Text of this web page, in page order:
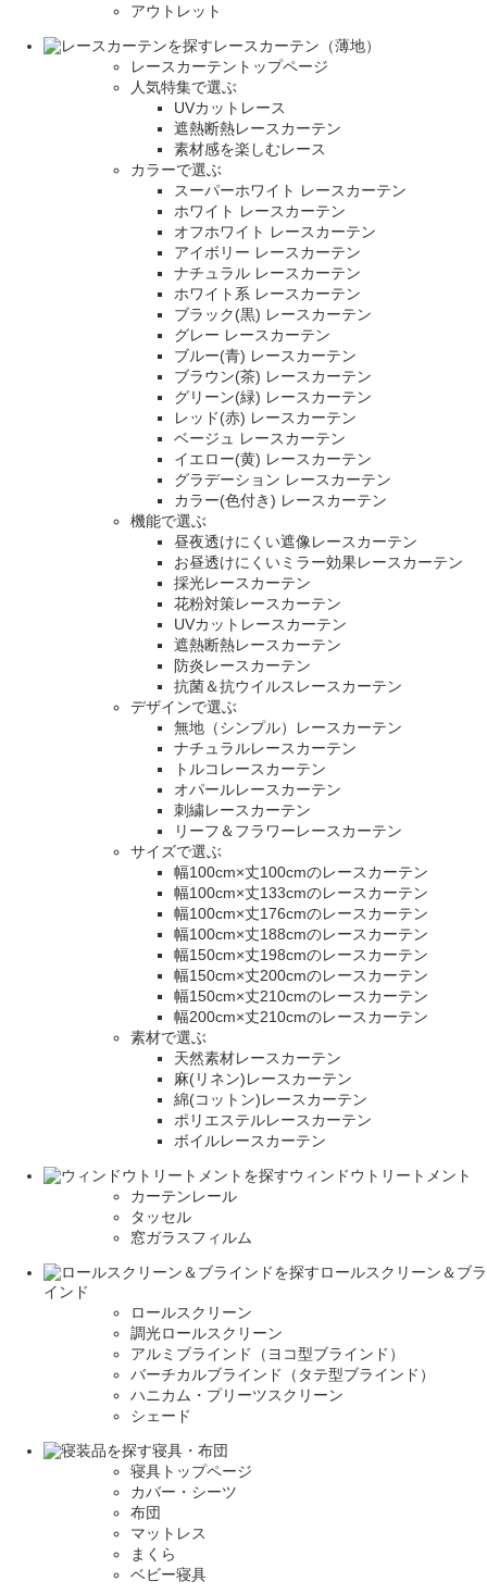
アウトレット
レースカーテン（薄地）
レースカーテントップページ
人気特集で選ぶ
UVカットレース
遮熱断熱レースカーテン
素材感を楽しむレース
カラーで選ぶ
スーパーホワイト レースカーテン
ホワイト レースカーテン
オフホワイト レースカーテン
アイボリー レースカーテン
ナチュラル レースカーテン
ホワイト系 レースカーテン
ブラック(黒) レースカーテン
グレー レースカーテン
ブルー(青) レースカーテン
ブラウン(茶) レースカーテン
グリーン(緑) レースカーテン
レッド(赤) レースカーテン
ベージュ レースカーテン
イエロー(黄) レースカーテン
グラデーション レースカーテン
カラー(色付き) レースカーテン
機能で選ぶ
昼夜透けにくい遮像レースカーテン
お昼透けにくいミラー効果レースカーテン
採光レースカーテン
花粉対策レースカーテン
UVカットレースカーテン
遮熱断熱レースカーテン
防炎レースカーテン
抗菌＆抗ウイルスレースカーテン
デザインで選ぶ
無地（シンプル）レースカーテン
ナチュラルレースカーテン
トルコレースカーテン
オパールレースカーテン
刺繍レースカーテン
リーフ＆フラワーレースカーテン
サイズで選ぶ
幅100cm×丈100cmのレースカーテン
幅100cm×丈133cmのレースカーテン
幅100cm×丈176cmのレースカーテン
幅100cm×丈188cmのレースカーテン
幅150cm×丈198cmのレースカーテン
幅150cm×丈200cmのレースカーテン
幅150cm×丈210cmのレースカーテン
幅200cm×丈210cmのレースカーテン
素材で選ぶ
天然素材レースカーテン
麻(リネン)レースカーテン
綿(コットン)レースカーテン
ポリエステルレースカーテン
ボイルレースカーテン
ウィンドウトリートメント
カーテンレール
タッセル
窓ガラスフィルム
ロールスクリーン＆ブラ
インド
ロールスクリーン
調光ロールスクリーン
アルミブラインド（ヨコ型ブラインド）
バーチカルブラインド（タテ型ブラインド）
ハニカム・プリーツスクリーン
シェード
寝具・布団
寝具トップページ
カバー・シーツ
布団
マットレス
まくら
ベビー寝具